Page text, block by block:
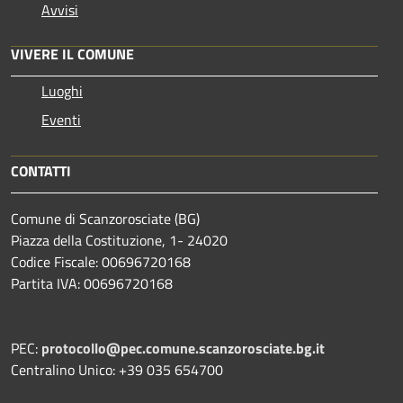
Avvisi
VIVERE IL COMUNE
Luoghi
Eventi
CONTATTI
Comune di Scanzorosciate (BG)
Piazza della Costituzione, 1- 24020
Codice Fiscale: 00696720168
Partita IVA: 00696720168
PEC: protocollo@pec.comune.scanzorosciate.bg.it
Centralino Unico: +39 035 654700